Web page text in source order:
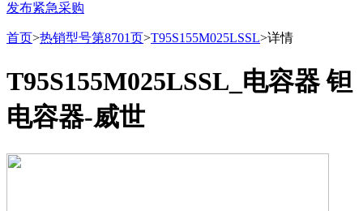
发布紧急采购
首页>热销型号第8701页>T95S155M025LSSL>详情
T95S155M025LSSL_电容器 钽
电容器-威世